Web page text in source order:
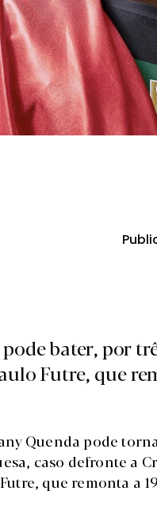
bater, por
Futre, que
Quenda pode
caso defronte a
que remonta a